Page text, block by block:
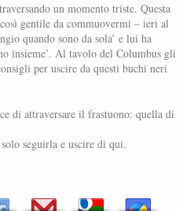
un momento triste. Questa
gentile da commuovermi – ieri al
quando sono da sola’ e lui ha
insieme’. Al tavolo del Columbus gli
per uscire da questi buchi neri
di attraversare il frastuono: quella di
seguirla e uscire di qui.